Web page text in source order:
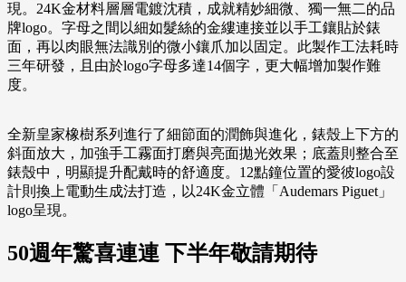
現。24K金材料層層電鍍沈積，成就精妙細微、獨一無二的品
牌logo。字母之間以細如髮絲的金縷連接並以手工鑲貼於錶
面，再以肉眼無法識別的微小鑲爪加以固定。此製作工法耗時
三年研發，且由於logo字母多達14個字，更大幅增加製作難
度。
全新皇家橡樹系列進行了細節面的潤飾與進化，錶殼上下方的
斜面放大，加強手工霧面打磨與亮面拋光效果；底蓋則整合至
錶殼中，明顯提升配戴時的舒適度。12點鐘位置的愛彼logo設
計則換上電動生成法打造，以24K金立體「Audemars Piguet」
logo呈現。
50週年驚喜連連 下半年敬請期待